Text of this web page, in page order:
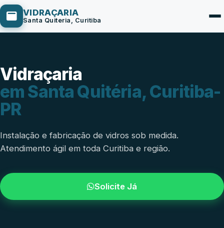
VIDRAÇARIA
Santa Quiteria, Curitiba
Box de Vidro
Portas em Vidro
Espelho Sob Medida
Fachada de Vidro
Vidraçaria
em Santa Quitéria, Curitiba-
PR
Instalação e fabricação de vidros sob medida.
Atendimento ágil em toda Curitiba e região.
Solicite Já